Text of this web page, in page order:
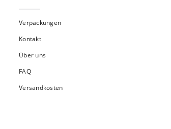
Verpackungen
Kontakt
Über uns
FAQ
Versandkosten